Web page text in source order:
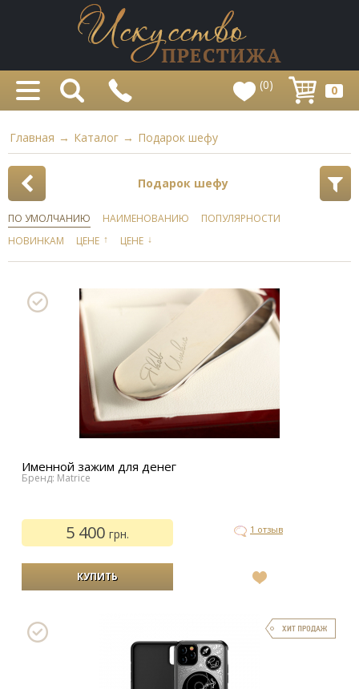
(0) 0
Главная → Каталог → Подарок шефу
Подарок шефу
ПО УМОЛЧАНИЮ НАИМЕНОВАНИЮ
ПОПУЛЯРНОСТИ
НОВИНКАМ
ЦЕНЕ ↑ ЦЕНЕ ↓
Именной зажим для денег
Бренд: Matrice
5 400грн. 1 отзыв